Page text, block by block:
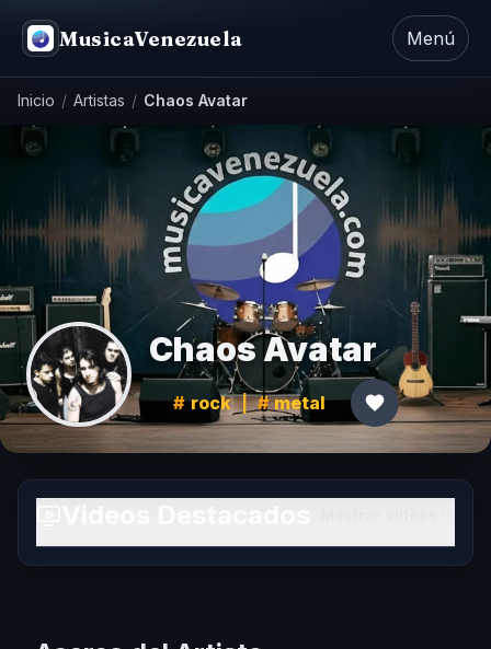
MusicaVenezuela Menú
Inicio / Artistas / Chaos Avatar
Chaos Avatar
rock | metal